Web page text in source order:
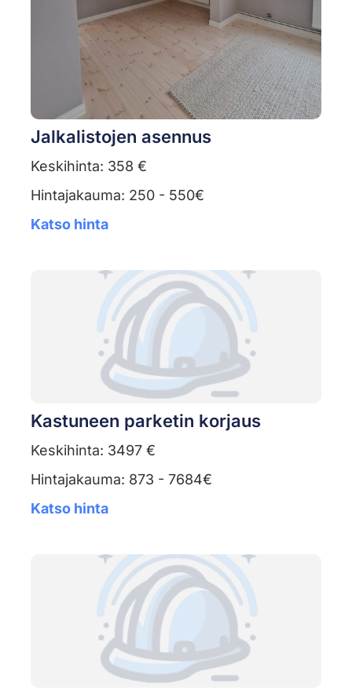
Jalkalistojen asennus
Keskihinta: 358 €
Hintajakauma: 250 - 550€
Katso hinta
Kastuneen parketin korjaus
Keskihinta: 3497 €
Hintajakauma: 873 - 7684€
Katso hinta